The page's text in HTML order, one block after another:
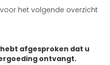
het volgende overzicht
hebt afgesproken dat u
ontvangt.